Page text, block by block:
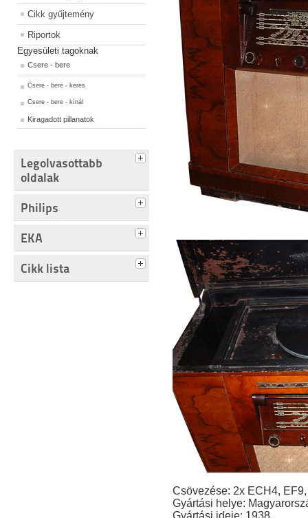
Cikk gyűjtemény
Riportok
Egyesületi tagoknak
Csere - bere
Csere - bere - keres
Csere - bere - kínál
Kiragadott pillanatok
Legolvasottabb
oldalak
Philips
EKA
Cikk lista
Csövezése: 2x ECH4,
Gyártási helye: